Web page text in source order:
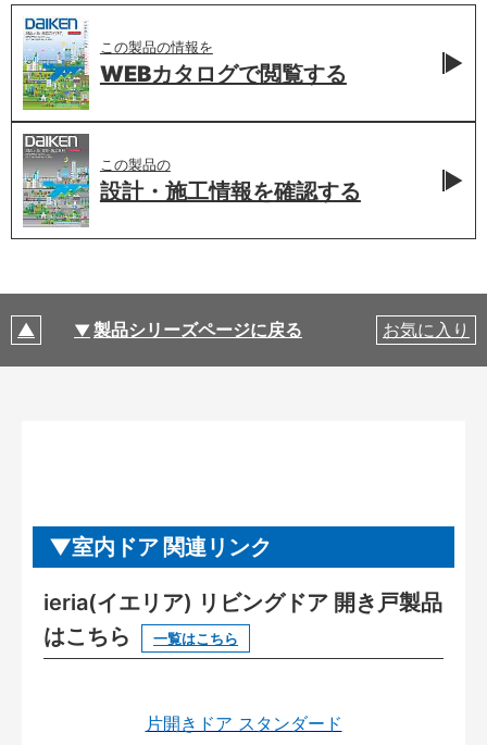
この製品の情報を
WEBカタログで閲覧する
この製品の
設計・施工情報を確認する
製品シリーズページに戻る お気に入り
室内ドア 関連リンク
ieria(イエリア) リビングドア 開き戸製品
はこちら
一覧はこちら
片開きドア スタンダード